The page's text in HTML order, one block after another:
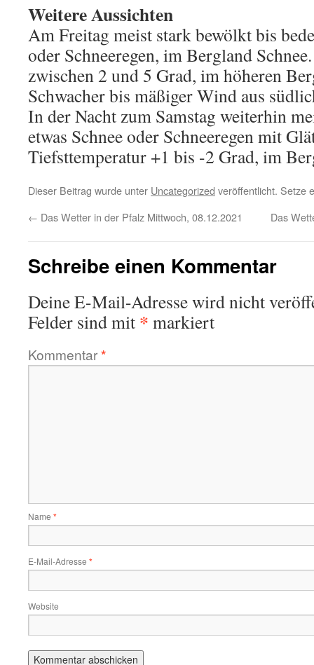
Weitere Aussichten
Am Freitag meist stark bewölkt bis
oder Schneeregen, im Bergland
zwischen 2 und 5 Grad, im höheren
Schwacher bis mäßiger Wind aus
In der Nacht zum Samstag weiterhin
etwas Schnee oder Schneeregen mit
Tiefsttemperatur +1 bis -2 Grad, im
Dieser Beitrag wurde unter Uncategorized veröffentlicht. Setze
← Das Wetter in der Pfalz Mittwoch, 08.12.2021 Das
Schreibe einen Kommentar
Deine E-Mail-Adresse wird nicht
Felder sind mit * markiert
Kommentar*
Name *
E-Mail-Adresse *
Website